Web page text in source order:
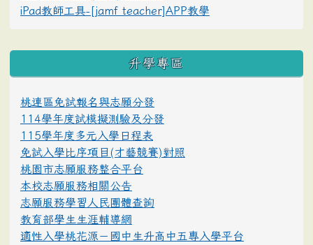
iPad教師工具-[jamf teacher]APP教學
升學專區
桃連區免試報名與志願分發
114學年度試模擬測驗及分發
115學年度多元入學日程表
免試入學比序項目(才藝競賽)對照
桃園市志願服務整合平台
本校志願服務相關公告
志願服務學習人民團體查詢
教育部學生生涯輔導網
適性入學桃花源－國中生升高中五專入學平台